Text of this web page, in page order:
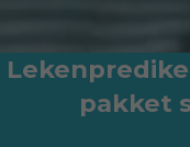
pakket